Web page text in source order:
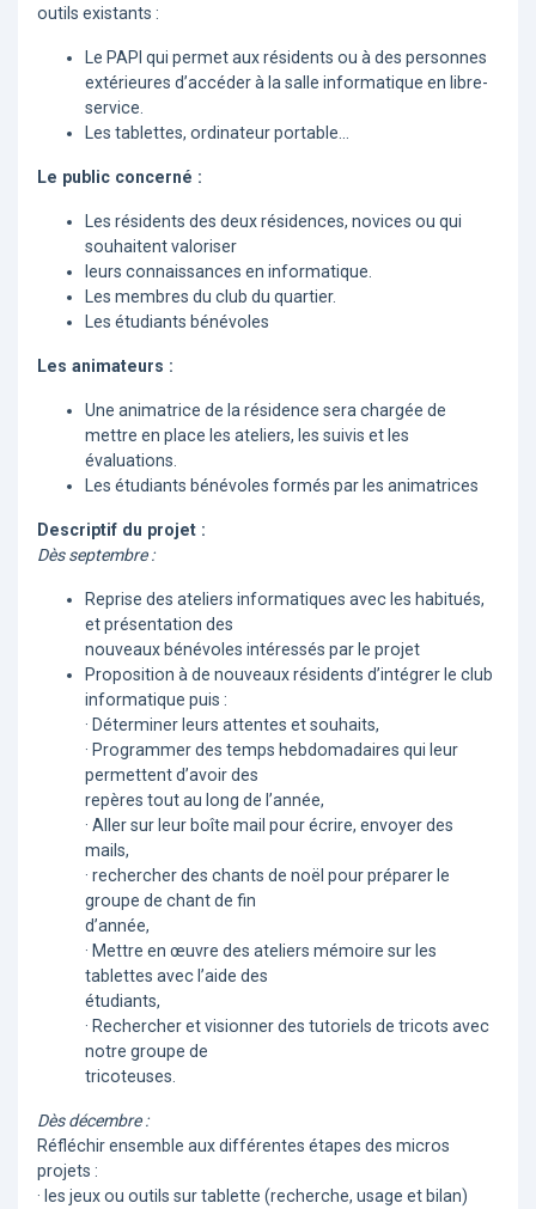
outils existants :
Le PAPI qui permet aux résidents ou à des personnes
extérieures d’accéder à la salle informatique en libre-
service.
Les tablettes, ordinateur portable…
Le public concerné :
Les résidents des deux résidences, novices ou qui
souhaitent valoriser
leurs connaissances en informatique.
Les membres du club du quartier.
Les étudiants bénévoles
Les animateurs :
Une animatrice de la résidence sera chargée de
mettre en place les ateliers, les suivis et les
évaluations.
Les étudiants bénévoles formés par les animatrices
Descriptif du projet :
Dès septembre :
Reprise des ateliers informatiques avec les habitués,
et présentation des
nouveaux bénévoles intéressés par le projet
Proposition à de nouveaux résidents d’intégrer le club
informatique puis :
· Déterminer leurs attentes et souhaits,
· Programmer des temps hebdomadaires qui leur
permettent d’avoir des
repères tout au long de l’année,
· Aller sur leur boîte mail pour écrire, envoyer des
mails,
· rechercher des chants de noël pour préparer le
groupe de chant de fin
d’année,
· Mettre en œuvre des ateliers mémoire sur les
tablettes avec l’aide des
étudiants,
· Rechercher et visionner des tutoriels de tricots avec
notre groupe de
tricoteuses.
Dès décembre :
Réfléchir ensemble aux différentes étapes des micros
projets :
· les jeux ou outils sur tablette (recherche, usage et bilan)